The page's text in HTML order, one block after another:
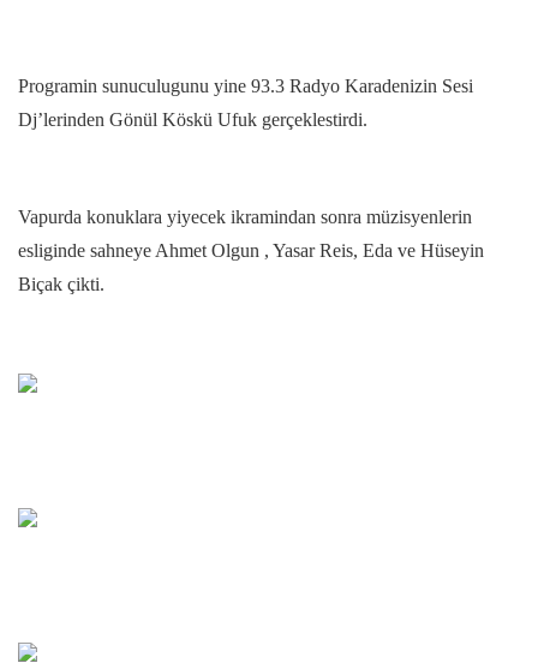
Programin sunuculugunu yine 93.3 Radyo Karadenizin Sesi
Dj’lerinden Gönül Köskü Ufuk gerçeklestirdi.
Vapurda konuklara yiyecek ikramindan sonra müzisyenlerin
esliginde sahneye Ahmet Olgun , Yasar Reis, Eda ve Hüseyin
Biçak çikti.